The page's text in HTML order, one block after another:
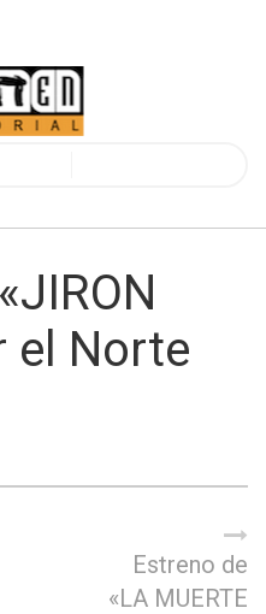
el Norte
Estreno de
«LA MUERTE